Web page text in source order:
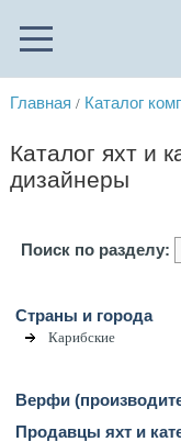
Главная / Каталог
Каталог яхт и
дизайнеры
Поиск по разделу:
Страны и города
Карибские
Верфи
Продавцы яхт и